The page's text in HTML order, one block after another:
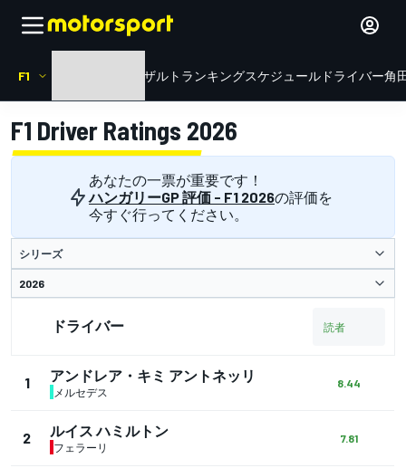
F1 リザルト ランキングスケジュール ドライバー角
F1 Driver Ratings 2026
あなたの一票が重要です！
ハンガリーGP 評価 - F1 2026の評価を
今すぐ行ってください。
シリーズ
ドライバー 読者
1 アンドレア・キミ アントネッリ
メルセデス
8.44
2 ルイス ハミルトン
フェラーリ
7.81